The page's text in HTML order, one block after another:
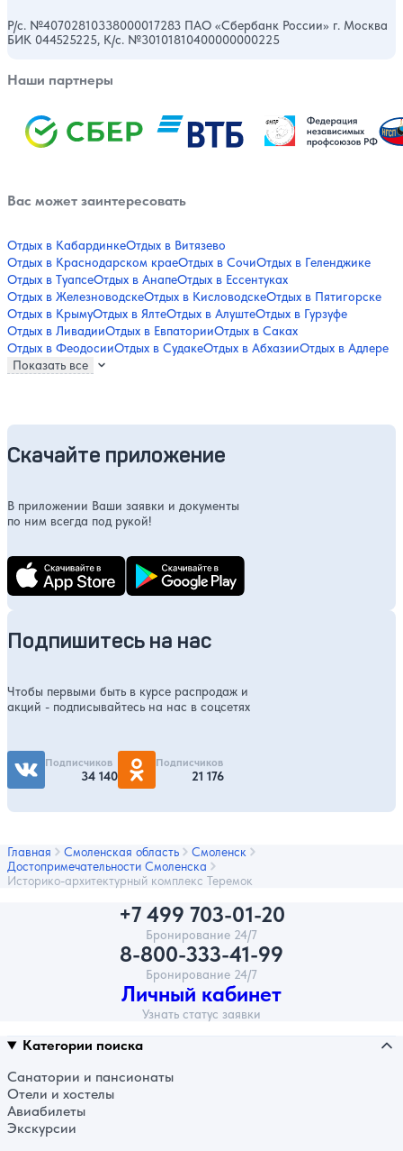
Р/с. №40702810338000017283 ПАО «Сбербанк России» г. Москва
БИК 044525225, К/с. №30101810400000000225
Наши партнеры
Вас может заинтересовать
Отдых в КабардинкеОтдых в Витязево
Отдых в Краснодарском краеОтдых в СочиОтдых в Геленджике
Отдых в ТуапсеОтдых в АнапеОтдых в Ессентуках
Отдых в ЖелезноводскеОтдых в КисловодскеОтдых в Пятигорске
Отдых в КрымуОтдых в ЯлтеОтдых в АлуштеОтдых в Гурзуфе
Отдых в ЛивадииОтдых в ЕвпаторииОтдых в Саках
Отдых в ФеодосииОтдых в СудакеОтдых в АбхазииОтдых в Адлере
Показать все
Скачайте приложение
В приложении Ваши заявки и документы
по ним всегда под рукой!
Подпишитесь на нас
Чтобы первыми быть в курсе распродаж и
акций - подписывайтесь на нас в соцсетях
Подписчиков
34 140
Подписчиков
21 176
Главная Смоленская область
Смоленск
Достопримечательности Смоленска
Историко-архитектурный комплекс Теремок
+7 499 703-01-20
Бронирование 24/7
8-800-333-41-99
Бронирование 24/7
Личный кабинет
Узнать статус заявки
Категории поиска
Санатории и пансионаты
Отели и хостелы
Авиабилеты
Экскурсии